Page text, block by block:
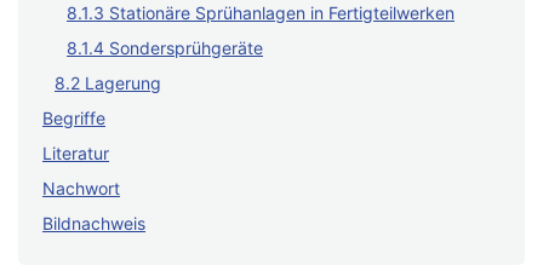
8.1.3 Stationäre Sprühanlagen in Fertigteilwerken
8.1.4 Sondersprühgeräte
8.2 Lagerung
Begriffe
Literatur
Nachwort
Bildnachweis